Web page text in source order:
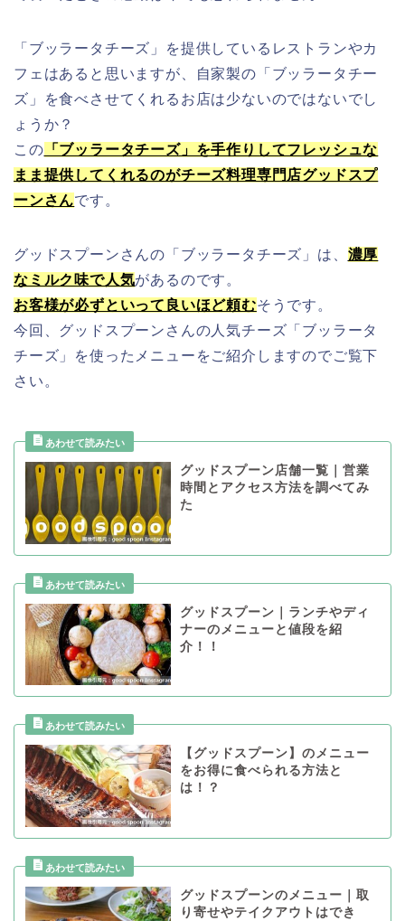
「ブッラータチーズ」を提供しているレストランやカ
フェはあると思いますが、自家製の「ブッラータチー
ズ」を食べさせてくれるお店は少ないのではないでし
ょうか？
この 「ブッラータチーズ」を手作りしてフレッシュな
まま提供してくれるのがチーズ料理専門店グッドスプ
ーンさんです。
グッドスプーンさんの「ブッラータチーズ」は、 濃厚
なミルク味で人気があるのです。
お客様が必ずといって良いほど頼むそうです。
今回、グッドスプーンさんの人気チーズ「ブッラータ
チーズ」を使ったメニューをご紹介しますのでご覧下
さい。
グッドスプーン店舗一覧｜営業
時間とアクセス方法を調べてみ
た
グッドスプーン｜ランチやディ
ナーのメニューと値段を紹
介！！
【グッドスプーン】のメニュー
をお得に食べられる方法と
は！？
グッドスプーンのメニュー｜取
り寄せやテイクアウトはでき